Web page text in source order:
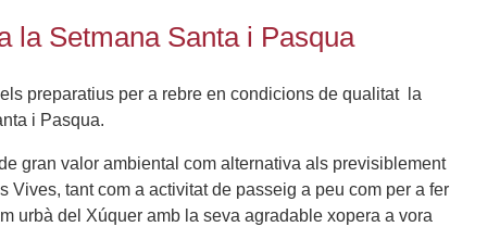
la Setmana Santa i Pasqua
preparatius per a rebre en condicions de qualitat la
i Pasqua.
gran valor ambiental com alternativa als previsiblement
tant com a activitat de passeig a peu com per a fer
urbà del Xúquer amb la seva agradable xopera a vora